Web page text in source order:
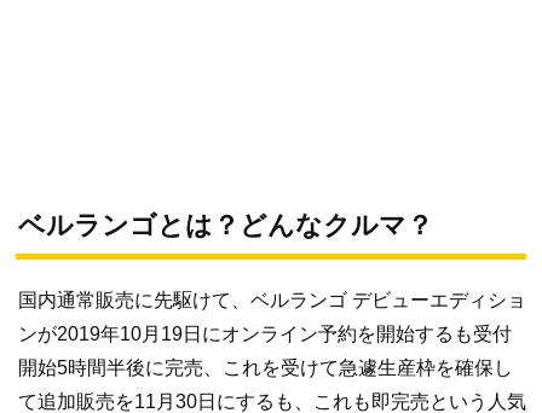
ベルランゴとは？どんなクルマ？
国内通常販売に先駆けて、ベルランゴ デビューエディショ
ンが2019年10月19日にオンライン予約を開始するも受付
開始5時間半後に完売、これを受けて急遽生産枠を確保し
て追加販売を11月30日にするも、これも即完売という人気